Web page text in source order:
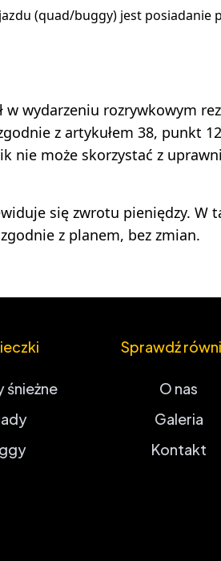
(quad/buggy) jest posiadanie
wydarzeniu rozrywkowym
z artykułem 38, punkt
nie może skorzystać z
się zwrotu pieniędzy. W
z planem, bez zmian.
śnieżne
Sprawdź
O nas
Galeria
Kontakt